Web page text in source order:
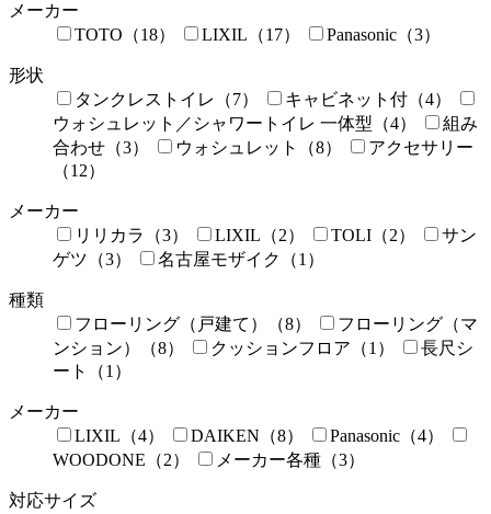
メーカー
TOTO（18）
LIXIL（17） Panasonic（3）
形状
タンクレストイレ（7）
キャビネット付（4）
ウォシュレット／シャワートイレ 一体型（4）
組み
合わせ（3）
ウォシュレット（8）
アクセサリー
（12）
メーカー
リリカラ（3）
LIXIL（2） TOLI（2）
サン
ゲツ（3）
名古屋モザイク（1）
種類
フローリング（戸建て）（8）
フローリング（マ
ンション）（8）
クッションフロア（1）
長尺シ
ート（1）
メーカー
LIXIL（4）
DAIKEN（8）
Panasonic（4）
WOODONE（2）
メーカー各種（3）
対応サイズ